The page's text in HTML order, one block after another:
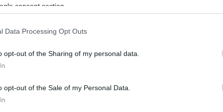
consent section.
Data Processing Opt Outs
opt-out of the Sharing of my personal data.
opt-out of the Sale of my Personal Data.
2020
de la variante híbrida de la misma. Así se presentó
el nuevo…
el QX56
2020